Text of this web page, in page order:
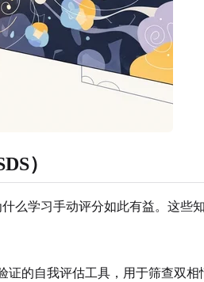
）
么学习手动评分如此有益。这些
的自我评估工具，用于筛查双